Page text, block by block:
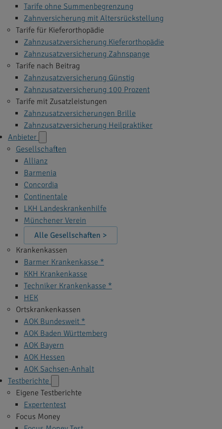
Tarife ohne Summenbegrenzung
Zahnversicherung mit Altersrückstellung
Tarife für Kieferorthopädie
Zahnzusatzversicherung Kieferorthopädie
Zahnzusatzversicherung Zahnspange
Tarife nach Beitrag
Zahnzusatzversicherung Günstig
Zahnzusatzversicherung 100 Prozent
Tarife mit Zusatzleistungen
Zahnzusatzversicherungen Brille
Zahnzusatzversicherung Heilpraktiker
Anbieter
Gesellschaften
Allianz
Barmenia
Concordia
Continentale
LKH Landeskrankenhilfe
Münchener Verein
Alle Gesellschaften >
Krankenkassen
Barmer Krankenkasse *
KKH Krankenkasse
Techniker Krankenkasse *
HEK
Ortskrankenkassen
AOK Bundesweit *
AOK Baden Württemberg
AOK Bayern
AOK Hessen
AOK Sachsen-Anhalt
Testberichte
Eigene Testberichte
Expertentest
Focus Money